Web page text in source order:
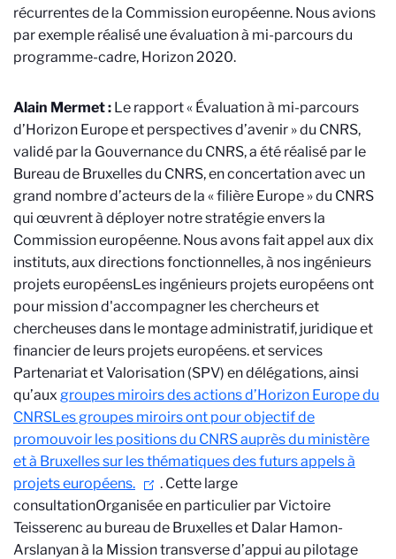
récurrentes de la Commission européenne. Nous avions
par exemple réalisé une évaluation à mi-parcours du
programme-cadre, Horizon 2020.
Alain Mermet : Le rapport « Évaluation à mi-parcours
d’Horizon Europe et perspectives d’avenir » du CNRS,
validé par la Gouvernance du CNRS, a été réalisé par le
Bureau de Bruxelles du CNRS, en concertation avec un
grand nombre d’acteurs de la « filière Europe » du CNRS
qui œuvrent à déployer notre stratégie envers la
Commission européenne. Nous avons fait appel aux dix
instituts, aux directions fonctionnelles, à nos ingénieurs
projets européensLes ingénieurs projets européens ont
pour mission d'accompagner les chercheurs et
chercheuses dans le montage administratif, juridique et
financier de leurs projets européens.et services
Partenariat et Valorisation (SPV) en délégations, ainsi
qu’aux groupes miroirs des actions d’Horizon Europe du
CNRSLes groupes miroirs ont pour objectif de
promouvoir les positions du CNRS auprès du ministère
et à Bruxelles sur les thématiques des futurs appels à
projets européens.
. Cette large
consultationOrganisée en particulier par Victoire
Teisserenc au bureau de Bruxelles et Dalar Hamon-
Arslanyan à la Mission transverse d’appui au pilotage